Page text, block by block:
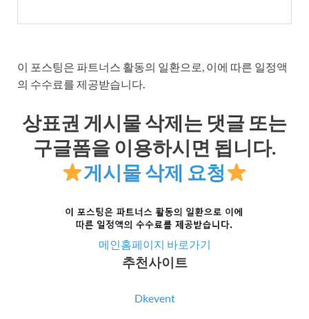
이 포스팅은 파트너스 활동의 일환으로, 이에 따른 일정액
의 수수료를 제공받습니다.
상표권 게시물 삭제는 댓글 또는
구글폼을 이용하시면 됩니다.
게시물 삭제 요청
메인홈페이지 바로가기
추천사이트
Dkevent